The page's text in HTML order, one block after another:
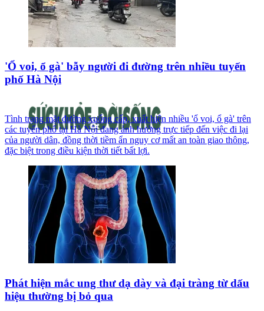
'Ổ voi, ổ gà' bẫy người đi đường trên nhiều tuyến
phố Hà Nội
Tình trạng mặt đường xuống cấp, xuất hiện nhiều 'ổ voi, ổ gà' trên
các tuyến phố tại Hà Nội đang ảnh hưởng trực tiếp đến việc đi lại
của người dân, đồng thời tiềm ẩn nguy cơ mất an toàn giao thông,
đặc biệt trong điều kiện thời tiết bất lợi.
Phát hiện mắc ung thư dạ dày và đại tràng từ dấu
hiệu thường bị bỏ qua